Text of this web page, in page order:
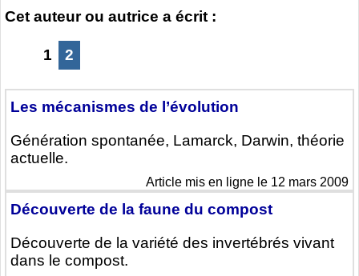
Cet auteur ou autrice a écrit :
1 2
Les mécanismes de l’évolution
Génération spontanée, Lamarck, Darwin, théorie
actuelle.
Article mis en ligne le 12 mars 2009
Découverte de la faune du compost
Découverte de la variété des invertébrés vivant
dans le compost.